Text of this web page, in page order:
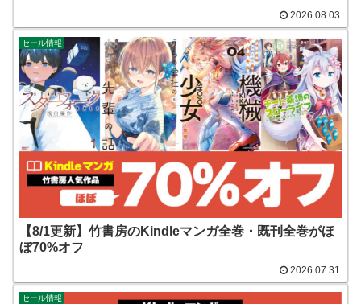
2026.08.03
セール情報
【8/1更新】竹書房のKindleマンガ全巻・既刊全巻がほ
ぼ70%オフ
2026.07.31
セール情報